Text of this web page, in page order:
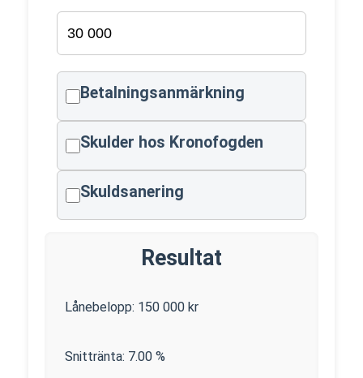
Betalningsanmärkning
Skulder hos Kronofogden
Skuldsanering
Resultat
Lånebelopp: 150 000 kr
Snittränta: 7.00 %